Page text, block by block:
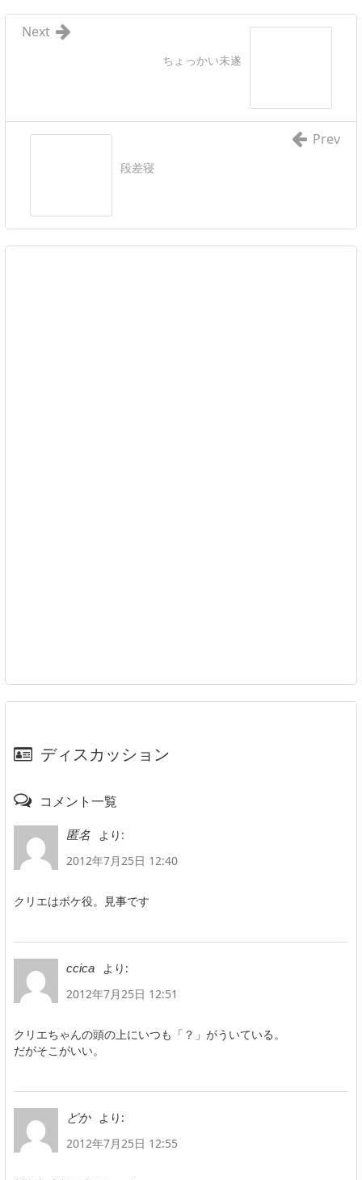
ちょっかい未遂
Next
段差寝
Prev
ディスカッション
コメント一覧
匿名
より:
2012年7月25日 12:40
クリエはボケ役。見事です
ccica
より:
2012年7月25日 12:51
クリエちゃんの頭の上にいつも「？」がういている。
だがそこがいい。
どか
より:
2012年7月25日 12:55